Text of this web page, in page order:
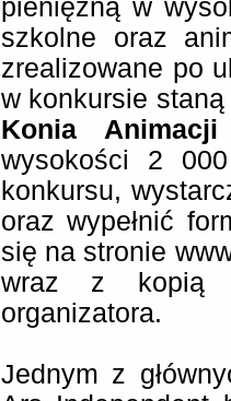
pieniężną w
szkolne oraz
zrealizowane po
w konkursie
Konia Animacji
wysokości 2
konkursu,
oraz wypełnić
się na stronie
wraz z kopią
organizatora.
Jednym z